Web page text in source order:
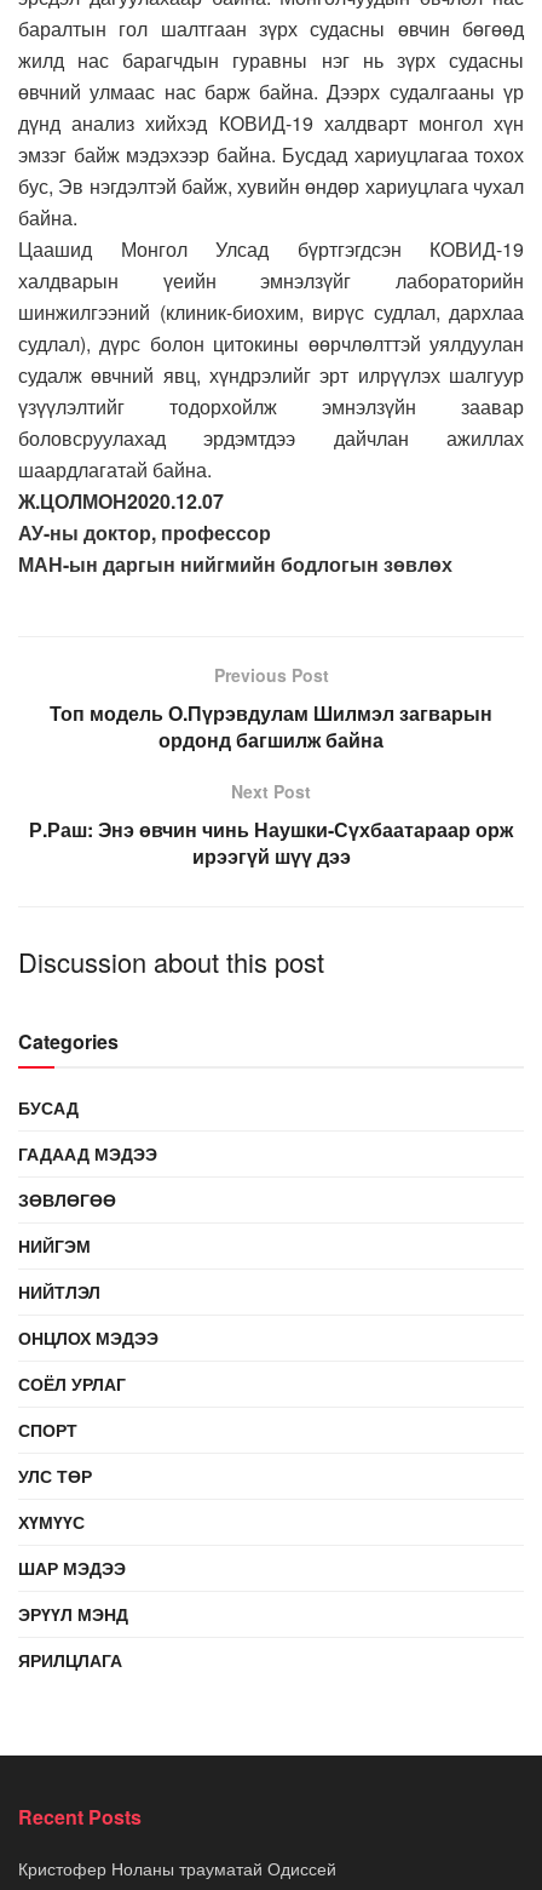
баралтын гол шалтгаан зүрх судасны өвчин бөгөөд
жилд нас барагчдын гуравны нэг нь зүрх судасны
өвчний улмаас нас барж байна. Дээрх судалгааны үр
дүнд анализ хийхэд КОВИД-19 халдварт монгол хүн
эмзэг байж мэдэхээр байна. Бусдад хариуцлагаа тохох
бус, Эв нэгдэлтэй байж, хувийн өндөр хариуцлага чухал
байна.
Цаашид Монгол Улсад бүртгэгдсэн КОВИД-19
халдварын үеийн эмнэлзүйг лабораторийн
шинжилгээний (клиник-биохим, вирүс судлал, дархлаа
судлал), дүрс болон цитокины өөрчлөлттэй уялдуулан
судалж өвчний явц, хүндрэлийг эрт илрүүлэх шалгуур
үзүүлэлтийг тодорхойлж эмнэлзүйн заавар
боловсруулахад эрдэмтдээ дайчлан ажиллах
шаардлагатай байна.
Ж.ЦОЛМОН​​​2020.12.07
АУ-ны доктор, профессор
МАН-ын даргын нийгмийн бодлогын зөвлөх
Previous Post
Топ модель О.Пүрэвдулам Шилмэл загварын
ордонд багшилж байна
Next Post
Р.Раш: Энэ өвчин чинь Наушки-Сүхбаатараар орж
ирээгүй шүү дээ
Discussion about this post
Categories
БУСАД
ГАДААД МЭДЭЭ
ЗӨВЛӨГӨӨ
НИЙГЭМ
НИЙТЛЭЛ
ОНЦЛОХ МЭДЭЭ
СОЁЛ УРЛАГ
СПОРТ
УЛС ТӨР
ХҮМҮҮС
ШАР МЭДЭЭ
ЭРҮҮЛ МЭНД
ЯРИЛЦЛАГА
Recent Posts
Кристофер Ноланы трауматай Одиссей